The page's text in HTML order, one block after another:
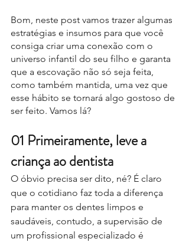
Bom, neste post vamos trazer algumas
estratégias e insumos para que você
consiga criar uma conexão com o
universo infantil do seu filho e garanta
que a escovação não só seja feita,
como também mantida, uma vez que
esse hábito se tornará algo gostoso de
ser feito. Vamos lá?
01 Primeiramente, leve a
criança ao dentista
O óbvio precisa ser dito, né? É claro
que o cotidiano faz toda a diferença
para manter os dentes limpos e
saudáveis, contudo, a supervisão de
um profissional especializado é